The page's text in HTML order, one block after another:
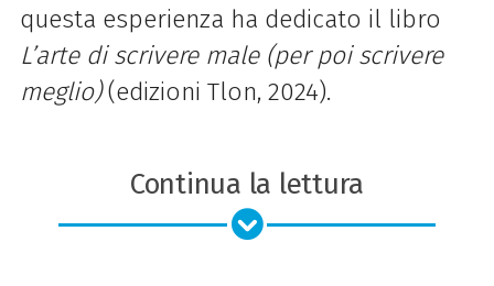
questa esperienza ha dedicato il libro
L’arte di scrivere male (per poi scrivere
meglio)(edizioni Tlon, 2024).
Continua la lettura